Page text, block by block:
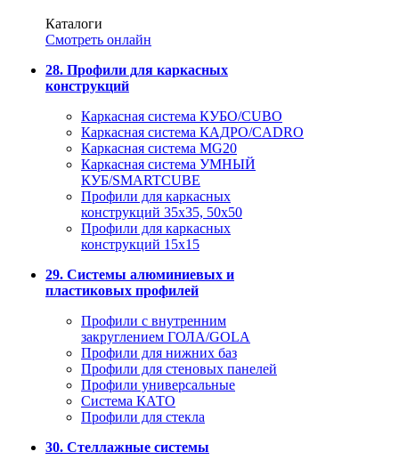
Каталоги
Смотреть онлайн
28. Профили для каркасных
конструкций
Каркасная система КУБО/CUBO
Каркасная система КАДРО/CADRO
Каркасная система MG20
Каркасная система УМНЫЙ
КУБ/SMARTCUBE
Профили для каркасных
конструкций 35x35, 50x50
Профили для каркасных
конструкций 15х15
29. Системы алюминиевых и
пластиковых профилей
Профили с внутренним
закруглением ГОЛА/GOLA
Профили для нижних баз
Профили для стеновых панелей
Профили универсальные
Система КАТО
Профили для стекла
30. Стеллажные системы